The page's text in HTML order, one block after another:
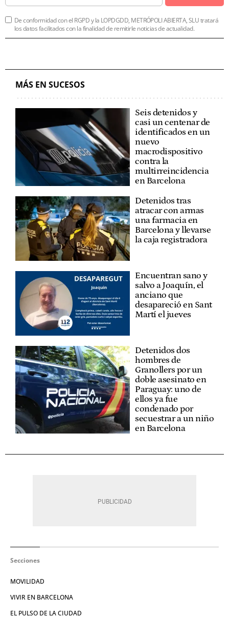
De conformidad con el RGPD y la LOPDGDD, METRÓPOLI ABIERTA, SLU tratará
los datos facilitados con la finalidad de remitirle noticias de actualidad.
MÁS EN SUCESOS
Seis detenidos y
casi un centenar de
identificados en un
nuevo
macrodispositivo
contra la
multirreincidencia
en Barcelona
Detenidos tras
atracar con armas
una farmacia en
Barcelona y llevarse
la caja registradora
Encuentran sano y
salvo a Joaquín, el
anciano que
desapareció en Sant
Martí el jueves
Detenidos dos
hombres de
Granollers por un
doble asesinato en
Paraguay: uno de
ellos ya fue
condenado por
secuestrar a un niño
en Barcelona
Secciones
MOVILIDAD
VIVIR EN BARCELONA
EL PULSO DE LA CIUDAD